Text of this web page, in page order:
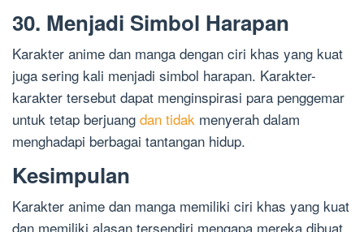
30. Menjadi Simbol Harapan
Karakter anime dan manga dengan ciri khas yang kuat
juga sering kali menjadi simbol harapan. Karakter-
karakter tersebut dapat menginspirasi para penggemar
untuk tetap berjuang dan tidak menyerah dalam
menghadapi berbagai tantangan hidup.
Kesimpulan
Karakter anime dan manga memiliki ciri khas yang kuat
dan memiliki alasan tersendiri mengapa mereka dibuat